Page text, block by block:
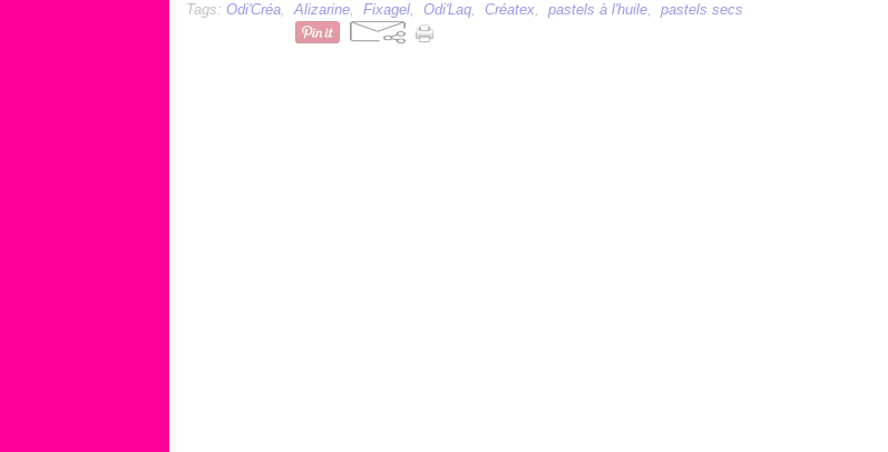
Tags: Odi'Créa,Alizarine, Fixagel, Odi'Laq, Créatex, pastels à l'huile, pastels secs